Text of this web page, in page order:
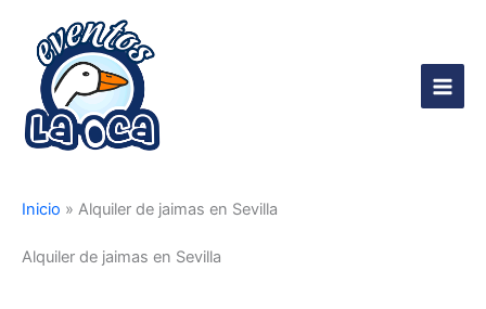
contenido
Main
Inicio » Alquiler de jaimas en Sevilla
Alquiler de jaimas en Sevilla